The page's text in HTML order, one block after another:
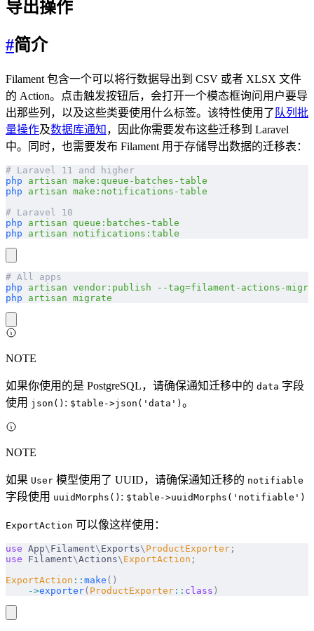
导出操作
#简介
Filament 包含一个可以将行数据导出到 CSV 或者 XLSX 文件
的 Action。点击触发按钮后，会打开一个模态框询问用户要导
出那些列，以及这些类要使用什么标签。该特性使用了 队列批
量操作及数据库通知 ，因此你需要发布这些迁移到 Laravel
中。同时，也需要发布 Filament 用于存储导出数据的迁移表：
# Laravel 11 and higher
php artisan make:queue-batches-table
php artisan make:notifications-table
# Laravel 10
php artisan queue:batches-table
php artisan notifications:table
# All apps
php artisan vendor:publish --tag=filament-actions-
php artisan migrate
NOTE
如果你使用的是 PostgreSQL，请确保通知迁移中的 data 字段
使用 json() : $table->json('data') 。
NOTE
如果 User 模型使用了 UUID，请确保通知迁移的 notifiable
字段使用 uuidMorphs() : $table->uuidMorphs('notifiable')
ExportAction 可以像这样使用：
use App\ Filament\ Exports\ ProductExporter ;
use Filament\Actions\ ExportAction ;
ExportAction :: make ()
    ->
exporter( ProductExporter :: class )